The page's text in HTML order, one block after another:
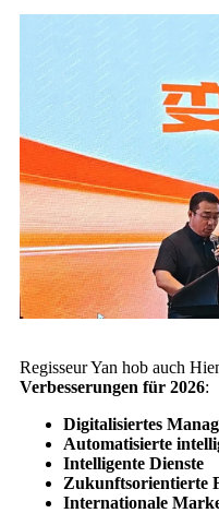
Regisseur Yan hob auch
Verbesserungen für 2026:
Digitalisiertes
Automatisierte
Intelligente Dienste
Zukunftsorientierte
Internationale